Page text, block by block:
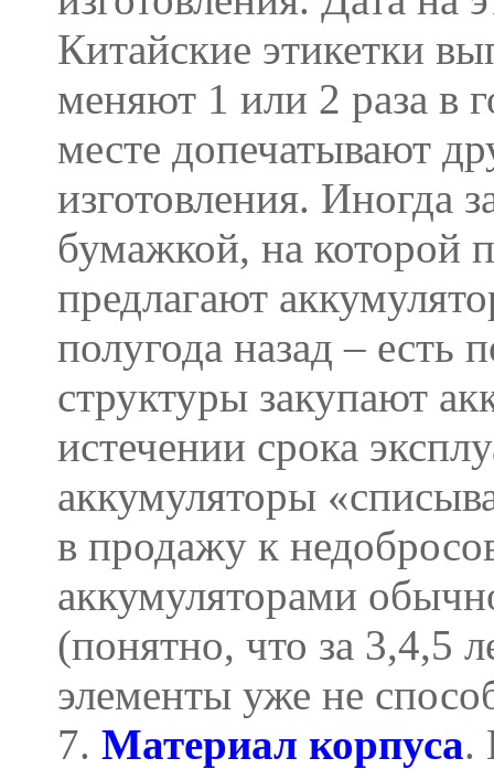
Китайские этикетки
меняют 1 или 2 раза в
месте допечатывают
изготовления. Иногда
бумажкой, на которой
предлагают
полугода назад – есть
структуры закупают
истечении срока
аккумуляторы
в продажу к
аккумуляторами
(понятно, что за 3,4,5
элементы уже не
7. Материал корпуса.